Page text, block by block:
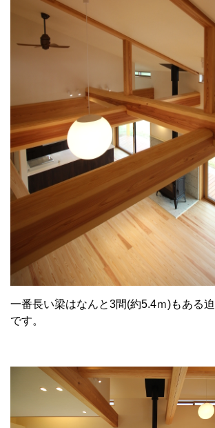
一番長い梁はなんと3間(約5.4ｍ)もある
です。